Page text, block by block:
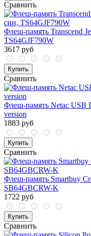
Сравнить
Флеш-память Transcend
TS64GJF790W
3617 руб
Купить
Сравнить
Флеш-память Netac USB
version
1883 руб
Купить
Сравнить
Флеш-память Smartbuy
SB64GBCRW-K
1722 руб
Купить
Сравнить